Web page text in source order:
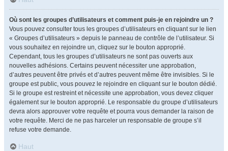
Où sont les groupes d’utilisateurs et comment puis-je en rejoindre un ?
Vous pouvez consulter tous les groupes d’utilisateurs en cliquant sur le lien
« Groupes d’utilisateurs » depuis le panneau de contrôle de l’utilisateur. Si
vous souhaitez en rejoindre un, cliquez sur le bouton approprié.
Cependant, tous les groupes d’utilisateurs ne sont pas ouverts aux
nouvelles adhésions. Certains peuvent nécessiter une approbation,
d’autres peuvent être privés et d’autres peuvent même être invisibles. Si le
groupe est public, vous pouvez le rejoindre en cliquant sur le bouton dédié.
Si le groupe est restreint et nécessite une approbation, vous devez cliquer
également sur le bouton approprié. Le responsable du groupe d’utilisateurs
devra alors approuver votre requête et pourra vous demander la raison de
votre requête. Merci de ne pas harceler un responsable de groupe s’il
refuse votre demande.
Haut